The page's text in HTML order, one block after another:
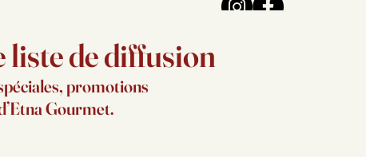
liste de diffusion
promotions
Gourmet.